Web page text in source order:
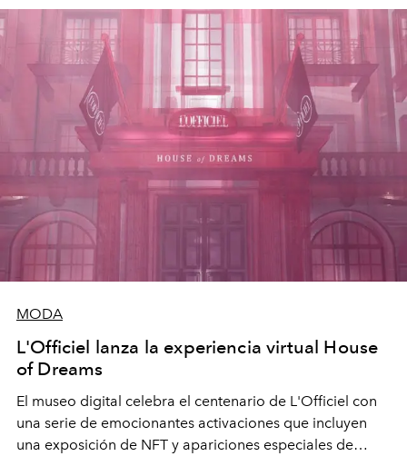
MODA
L'Officiel lanza la experiencia virtual House
of Dreams
El museo digital celebra el centenario de L'Officiel con
una serie de emocionantes activaciones que incluyen
una exposición de NFT y apariciones especiales de